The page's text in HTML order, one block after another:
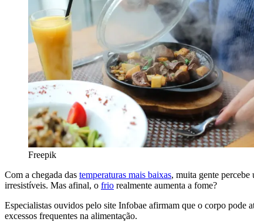
Freepik
Com a chegada das temperaturas mais baixas, muita gente percebe
irresistíveis. Mas afinal, o frio realmente aumenta a fome?
Especialistas ouvidos pelo site Infobae afirmam que o corpo pode
excessos frequentes na alimentação.